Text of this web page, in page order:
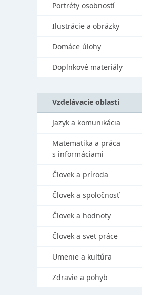
Portréty osobností
Ilustrácie a obrázky
Domáce úlohy
Doplnkové materiály
Vzdelávacie oblasti
Jazyk a komunikácia
Matematika a práca
s informáciami
Človek a príroda
Človek a spoločnosť
Človek a hodnoty
Človek a svet práce
Umenie a kultúra
Zdravie a pohyb